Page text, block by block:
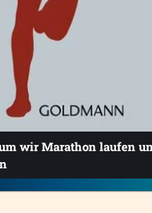
wir Marathon laufen